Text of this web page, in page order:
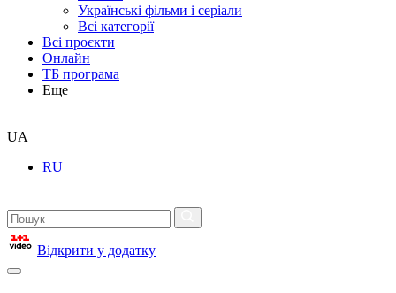
Українські фільми і серіали
Всі категорії
Всі проєкти
Онлайн
ТБ програма
Еще
UA
RU
Відкрити у додатку